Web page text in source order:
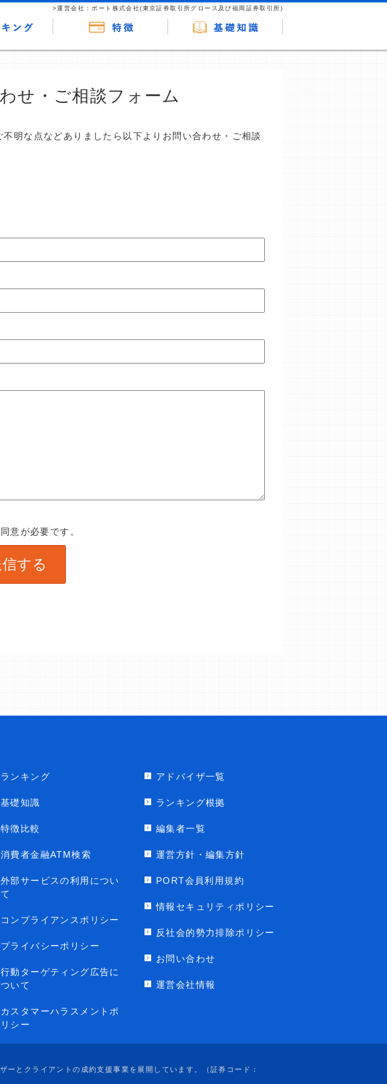
>運営会社：ポート株式会社(東京証券取引所グロース及び福岡証券取引所)
せ・ご相談フォーム
明な点などありましたら以下よりお問い合わせ・ご相談
意が必要です。
ランキング
基礎知識
特徴比較
消費者金融ATM検索
外部サービスの利用につい
て
コンプライアンスポリシー
プライバシーポリシー
行動ターゲティング広告に
ついて
カスタマーハラスメントポ
リシー
アドバイザ一覧
ランキング根拠
編集者一覧
運営方針・編集方針
PORT会員利用規約
情報セキュリティポリシー
反社会的勢力排除ポリシー
お問い合わせ
運営会社情報